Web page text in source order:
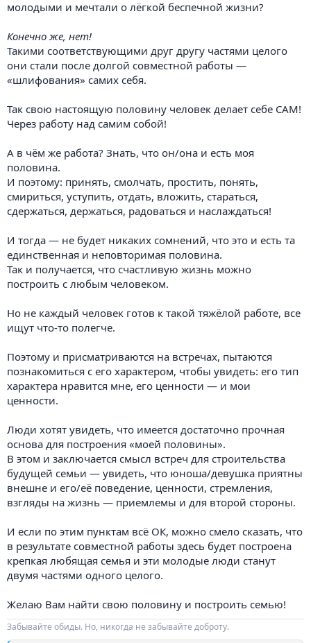
молодыми и мечтали о лёгкой беспечной жизни?
Конечно же, нет!
Такими соответствующими друг другу частями целого
они стали после долгой совместной работы —
«шлифования» самих себя.
Так свою настоящую половину человек делает себе САМ!
Через работу над самим собой!
А в чём же работа? Знать, что он/она и есть моя
половина.
И поэтому: принять, смолчать, простить, понять,
смириться, уступить, отдать, вложить, стараться,
сдержаться, держаться, радоваться и наслаждаться!
И тогда — не будет никаких сомнений, что это и есть та
единственная и неповторимая половина.
Так и получается, что счастливую жизнь можно
построить с любым человеком.
Но не каждый человек готов к такой тяжёлой работе, все
ищут что-то полегче.
Поэтому и присматриваются на встречах, пытаются
познакомиться с его характером, чтобы увидеть: его тип
характера нравится мне, его ценности — и мои
ценности.
Люди хотят увидеть, что имеется достаточно прочная
основа для построения «моей половины».
В этом и заключается смысл встреч для строительства
будущей семьи — увидеть, что юноша/девушка приятны
внешне и его/её поведение, ценности, стремления,
взгляды на жизнь — приемлемы и для второй стороны.
И если по этим пунктам всё ОК, можно смело сказать, что
в результате совместной работы здесь будет построена
крепкая любящая семья и эти молодые люди станут
двумя частями одного целого.
Желаю Вам найти свою половину и построить семью!
Забывайте обиды. Но, никогда не забывайте доброту.